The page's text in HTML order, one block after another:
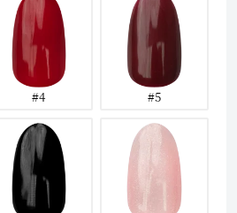
#4 #5